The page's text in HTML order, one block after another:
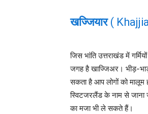
खज्जियार(
जिस भांति उत्तराखंड में
जगह है खाज्जिअर। भीड़-
सकता है आप लोगों को मालूम
स्विटजरलैंड के नाम से जाना
का मजा भी ले सकते हैं।